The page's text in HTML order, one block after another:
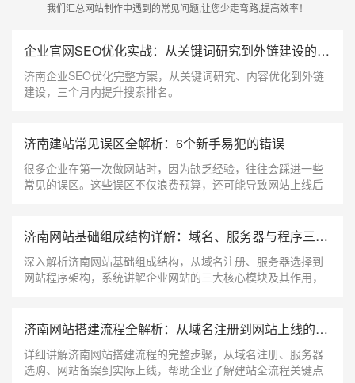
我们汇总网站制作中遇到的常见问题,让您少走弯路,提高效率！
企业官网SEO优化实战：从关键词研究到外链建设的完整指南
济南企业SEO优化完整方案，从关键词研究、内容优化到外链
建设，三个月内提升搜索排名。
济南建站常见误区全解析：6个新手易犯的错误
很多企业在第一次做网站时，因为缺乏经验，往往会踩进一些
常见的误区。这些误区不仅浪费预算，还可能导致网站上线后
济南网站基础组成结构详解：域名、服务器与程序三大核心模块
深入解析济南网站基础组成结构，从域名注册、服务器选择到
网站程序架构，系统讲解企业网站的三大核心模块及其作用，
济南网站搭建流程全解析：从域名注册到网站上线的完整指南
详细讲解济南网站搭建流程的完整步骤，从域名注册、服务器
选购、网站备案到实际上线，帮助企业了解建站全流程关键点